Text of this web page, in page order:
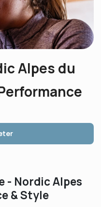
Alpes du
- Nordic Alpes
& Style